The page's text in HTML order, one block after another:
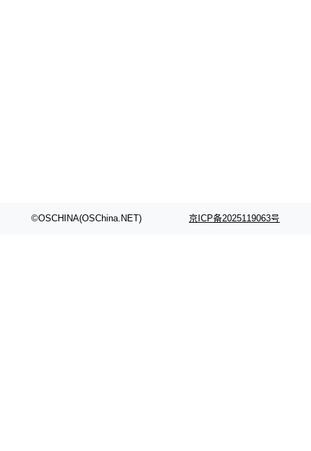
©OSCHINA(OSChina.NET) 京ICP备2025119063号